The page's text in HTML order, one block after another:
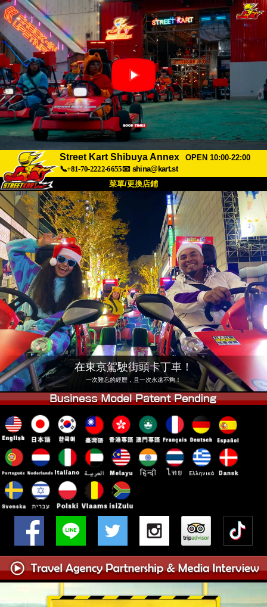
Street Kart Shibuya Annex
OPEN 10:00-22:00
📞+81-70-2222-6655📧 shina@kart.st
菜單/更換店鋪
關於我們 規格 價格
交通資訊 顧客評價 常見問題
公司 預訂
更換店鋪
東京 品川 #1 東京 秋葉原 #1
東京 秋葉原 #2 東京 澀谷
東京 澀谷分店 東京灣
東京 淺草 大阪
沖繩
在東京駕駛街頭卡丁車！
一次難忘的經歷，且一次永遠不夠！